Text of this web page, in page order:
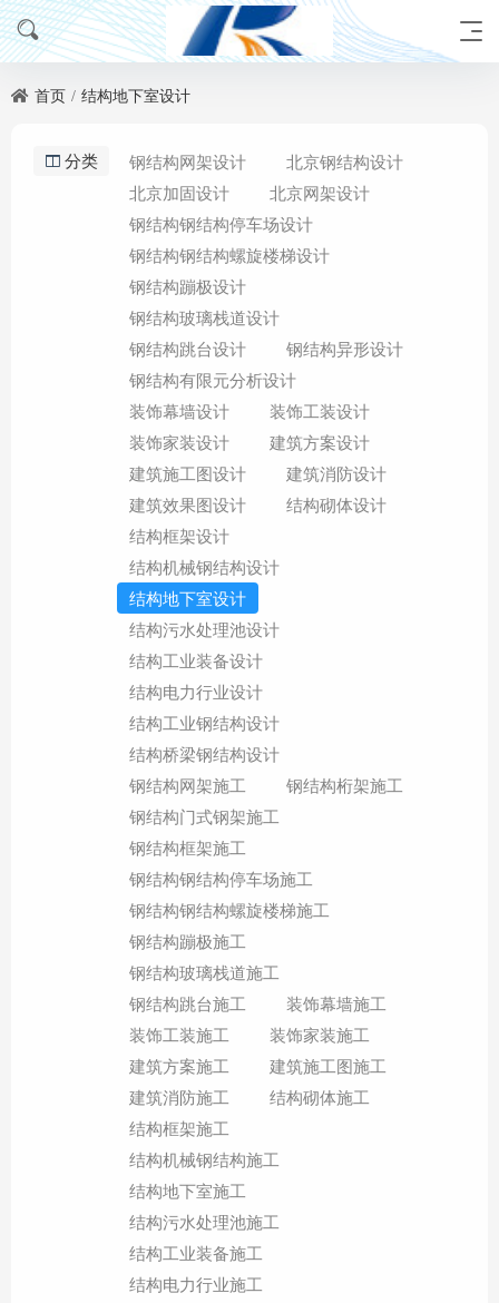
首页 结构地下室设计
分类 钢结构网架设计
北京钢结构设计
北京加固设计
北京网架设计
钢结构钢结构停车场设计
钢结构钢结构螺旋楼梯设计
钢结构蹦极设计
钢结构玻璃栈道设计
钢结构跳台设计
钢结构异形设计
钢结构有限元分析设计
装饰幕墙设计
装饰工装设计
装饰家装设计
建筑方案设计
建筑施工图设计
建筑消防设计
建筑效果图设计
结构砌体设计
结构框架设计
结构机械钢结构设计
结构地下室设计
结构污水处理池设计
结构工业装备设计
结构电力行业设计
结构工业钢结构设计
结构桥梁钢结构设计
钢结构网架施工
钢结构桁架施工
钢结构门式钢架施工
钢结构框架施工
钢结构钢结构停车场施工
钢结构钢结构螺旋楼梯施工
钢结构蹦极施工
钢结构玻璃栈道施工
钢结构跳台施工
装饰幕墙施工
装饰工装施工
装饰家装施工
建筑方案施工
建筑施工图施工
建筑消防施工
结构砌体施工
结构框架施工
结构机械钢结构施工
结构地下室施工
结构污水处理池施工
结构工业装备施工
结构电力行业施工